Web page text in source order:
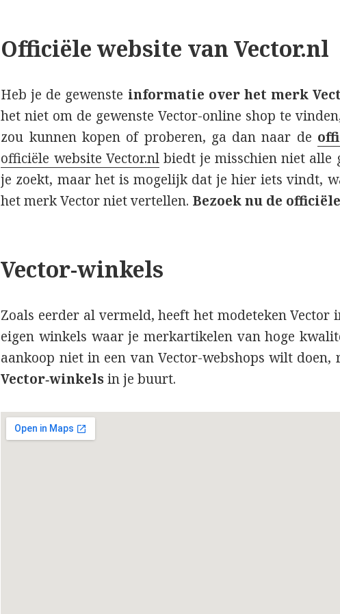
Officiële website van Vector.nl
Heb je de gewenste informatie over het merk
het niet om de gewenste Vector-online shop te
zou kunnen kopen of proberen, ga dan naar de
officiële website Vector.nlbiedt je misschien niet alle
je zoekt, maar het is mogelijk dat je hier iets vindt,
het merk Vector niet vertellen. Bezoek nu de
Vector-winkels
Zoals eerder al vermeld, heeft het modeteken Vector
eigen winkels waar je merkartikelen van hoge
aankoop niet in een van Vector-webshops wilt doen,
Vector‑winkelsin je buurt.